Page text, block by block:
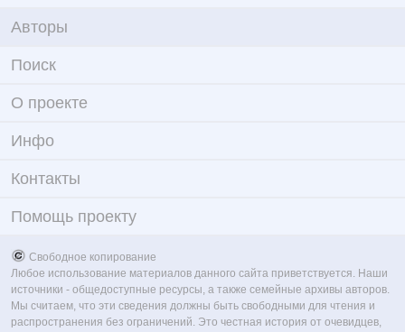
Авторы
Поиск
О проекте
Инфо
Контакты
Помощь проекту
Свободное копирование
Любое использование материалов данного сайта приветствуется. Наши
источники - общедоступные ресурсы, а также семейные архивы авторов.
Мы считаем, что эти сведения должны быть свободными для чтения и
распространения без ограничений. Это честная история от очевидцев,